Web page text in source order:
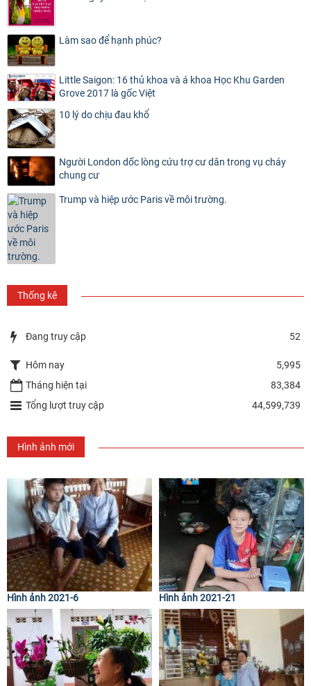
Làm sao để hạnh phúc?
Little Saigon: 16 thủ khoa và á khoa Học Khu Garden
Grove 2017 là gốc Việt
10 lý do chịu đau khổ
Người London dốc lòng cứu trợ cư dân trong vụ cháy
chung cư
Trump và hiệp ước Paris về môi trường.
Thống kê
Đang truy cập 52
Hôm nay
5,995
Tháng hiện tại
83,384
Tổng lượt truy cập
44,599,739
Hình ảnh mới
Hình ảnh 2021-6 Hình ảnh 2021-21